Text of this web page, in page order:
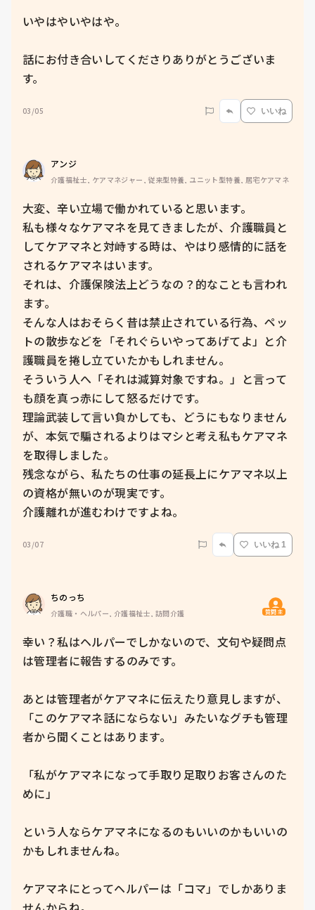
いやはやいやはや。
話にお付き合いしてくださりありがとうございま
す。
03/05 いいね
アンジ
介護福祉士, ケアマネジャー, 従来型特養, ユニット型特養, 居宅ケアマネ
大変、辛い立場で働かれていると思います。
私も様々なケアマネを見てきましたが、介護職員と
してケアマネと対峙する時は、やはり感情的に話を
されるケアマネはいます。
それは、介護保険法上どうなの？的なことも言われ
ます。
そんな人はおそらく昔は禁止されている行為、ペッ
トの散歩などを「それぐらいやってあげてよ」と介
護職員を捲し立ていたかもしれません。
そういう人へ「それは減算対象ですね。」と言って
も顔を真っ赤にして怒るだけです。
理論武装して言い負かしても、どうにもなりません
が、本気で騙されるよりはマシと考え私もケアマネ
を取得しました。
残念ながら、私たちの仕事の延長上にケアマネ以上
の資格が無いのが現実です。
介護離れが進むわけですよね。
03/07 いいね 1
ちのっち
介護職・ヘルパー, 介護福祉士, 訪問介護 質問主
幸い？私はヘルパーでしかないので、文句や疑問点
は管理者に報告するのみです。
あとは管理者がケアマネに伝えたり意見しますが、
「このケアマネ話にならない」みたいなグチも管理
者から聞くことはあります。
「私がケアマネになって手取り足取りお客さんのた
めに」
という人ならケアマネになるのもいいのかもいいの
かもしれませんね。
ケアマネにとってヘルパーは「コマ」でしかありま